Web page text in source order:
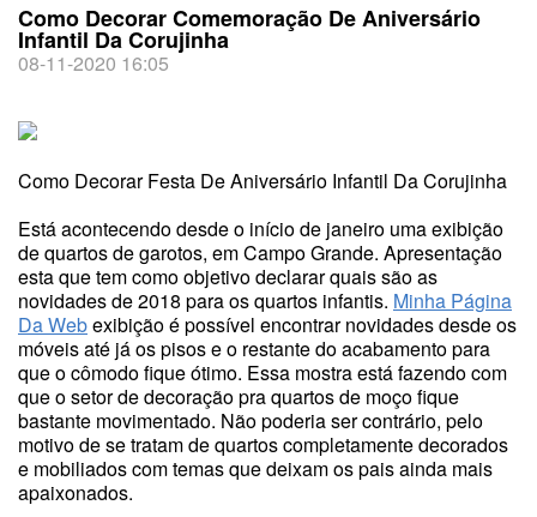
Como Decorar Comemoração De Aniversário
Infantil Da Corujinha
08-11-2020 16:05
Como Decorar Festa De Aniversário Infantil Da Corujinha
Está acontecendo desde o início de janeiro uma exibição
de quartos de garotos, em Campo Grande. Apresentação
esta que tem como objetivo declarar quais são as
novidades de 2018 para os quartos infantis. Minha Página
Da Webexibição é possível encontrar novidades desde os
móveis até já os pisos e o restante do acabamento para
que o cômodo fique ótimo. Essa mostra está fazendo com
que o setor de decoração pra quartos de moço fique
bastante movimentado. Não poderia ser contrário, pelo
motivo de se tratam de quartos completamente decorados
e mobiliados com temas que deixam os pais ainda mais
apaixonados.